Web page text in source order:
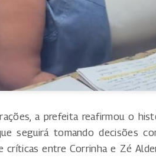
a prefeita reafirmou o
seguirá tomando decisões
entre Corrinha e Zé